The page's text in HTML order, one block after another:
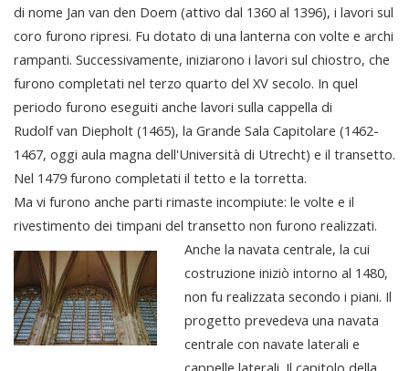
di nome Jan van den Doem (attivo dal 1360 al 1396), i lavori sul
coro furono ripresi. Fu dotato di una lanterna con volte e archi
rampanti. Successivamente, iniziarono i lavori sul chiostro, che
furono completati nel terzo quarto del XV secolo. In quel
periodo furono eseguiti anche lavori sulla cappella di
Rudolf van Diepholt (1465), la Grande Sala Capitolare (1462-
1467, oggi aula magna dell'Università di Utrecht) e il transetto.
Nel 1479 furono completati il tetto e la torretta.
Ma vi furono anche parti rimaste incompiute: le volte e il
rivestimento dei timpani del transetto non furono realizzati.
Anche la navata centrale, la cui
costruzione iniziò intorno al 1480,
non fu realizzata secondo i piani. Il
progetto prevedeva una navata
centrale con navate laterali e
cappelle laterali. Il capitolo della